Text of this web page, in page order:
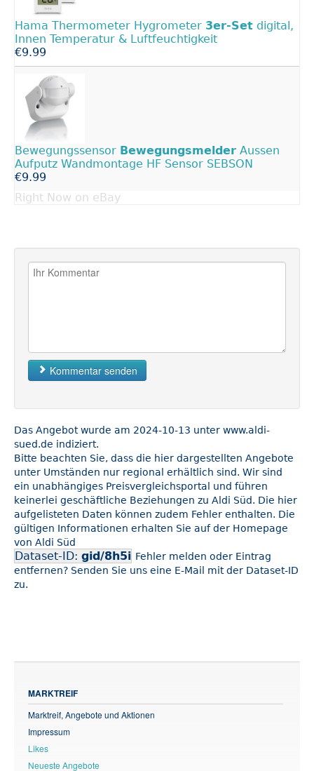
Hama Thermometer Hygrometer 3er-Set digital,
Innen Temperatur & Luftfeuchtigkeit
€9.99
Bewegungssensor Bewegungsmelder Aussen
Aufputz Wandmontage HF Sensor SEBSON
€9.99
Right Now on eBay
Kommentar senden
Das Angebot wurde am 2024-10-13 unter www.aldi-
sued.de indiziert.
Bitte beachten Sie, dass die hier dargestellten Angebote
unter Umständen nur regional erhältlich sind. Wir sind
ein unabhängiges Preisvergleichsportal und führen
keinerlei geschäftliche Beziehungen zu Aldi Süd. Die hier
aufgelisteten Daten können zudem Fehler enthalten. Die
gültigen Informationen erhalten Sie auf der Homepage
von Aldi Süd
Dataset-ID: gid/8h5i Fehler melden oder Eintrag
entfernen? Senden Sie uns eine E-Mail mit der Dataset-ID
zu.
MARKTREIF
Marktreif, Angebote und Aktionen
Impressum
Likes
Neueste Angebote